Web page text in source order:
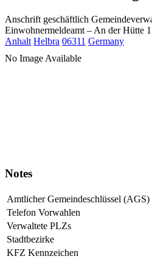
Anschrift geschäftlich
Einwohnermeldeamt – An der Hütte 1
Anhalt Helbra 06311 Germany
No Image Available
Notes
Amtlicher Gemeindeschlüssel (AGS)
Telefon Vorwahlen
Verwaltete PLZs
Stadtbezirke
KFZ Kennzeichen